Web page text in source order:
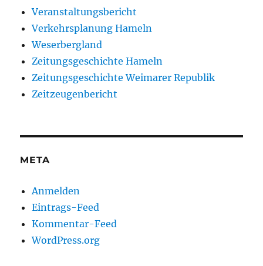
Veranstaltungsbericht
Verkehrsplanung Hameln
Weserbergland
Zeitungsgeschichte Hameln
Zeitungsgeschichte Weimarer Republik
Zeitzeugenbericht
META
Anmelden
Eintrags-Feed
Kommentar-Feed
WordPress.org